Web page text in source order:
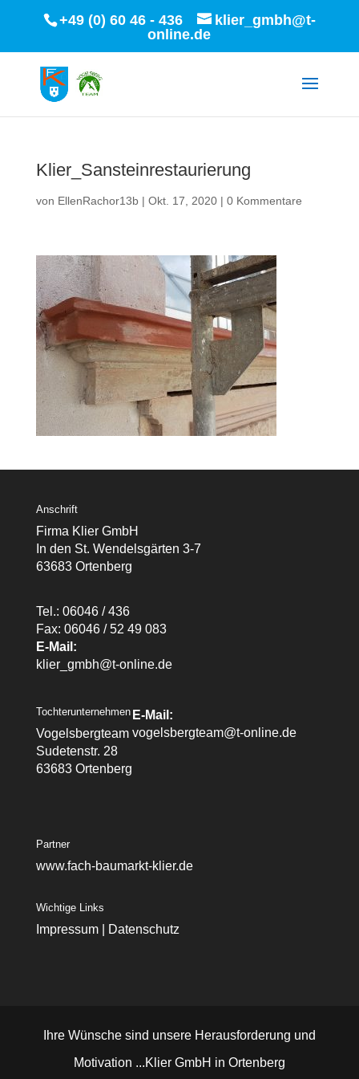
+49 (0) 60 46 - 436
klier_gmbh@t-
online.de
Klier_Sansteinrestaurierung
von EllenRachor13b| Okt. 17, 2020| 0 Kommentare
Anschrift
Firma Klier GmbH
In den St. Wendelsgärten 3-7
63683 Ortenberg
Tel.: 06046 / 436
Fax: 06046 / 52 49 083
E-Mail:
klier_gmbh@t-online.de
Tochterunternehmen
Vogelsbergteam
Sudetenstr. 28
63683 Ortenberg
E-Mail:
vogelsbergteam@t-online.de
Partner
www.fach-baumarkt-klier.de
Wichtige Links
Impressum| Datenschutz
Ihre Wünsche sind unsere Herausforderung und
Motivation ...Klier GmbH in Ortenberg